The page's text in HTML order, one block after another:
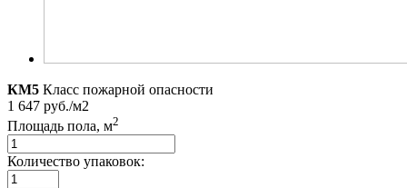
КМ5 Класс пожарной опасности
1 647 руб./м2
Площадь пола, м2
Количество упаковок: